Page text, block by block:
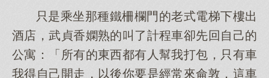
只是乘坐那種鐵柵欄門的老式電梯下樓出
酒店，武貞香嫻熟的叫了計程車卻先回自己的
公寓：「所有的東西都有人幫我打包，只有車
我得自己開走，以後你要是經常來侖敦，這車